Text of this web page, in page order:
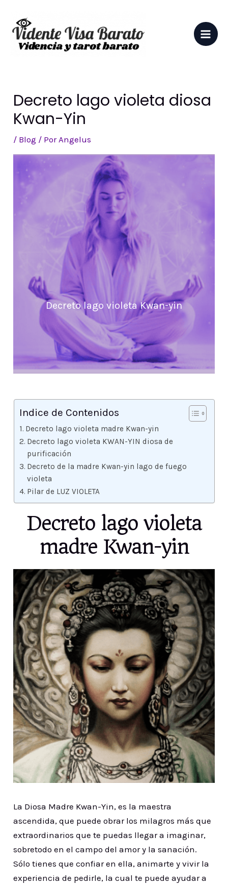
contenido
Decreto lago violeta diosa
Kwan-Yin
/ Blog / PorAngelus
Decreto lago violeta Kwan-yin
Indice de Contenidos
Decreto lago violeta madre Kwan-yin
Decreto lago violeta KWAN-YIN diosa de
purificación
Decreto de la madre Kwan-yin lago de fuego
violeta
Pilar de LUZ VIOLETA
Decreto lago violeta
madre Kwan-yin
La Diosa Madre Kwan-Yin, es la maestra
ascendida, que puede obrar los milagros más que
extraordinarios que te puedas llegar a imaginar,
sobretodo en el campo del amor y la sanación.
Sólo tienes que confiar en ella, animarte y vivir la
experiencia de pedirle, la cual te puede ayudar a